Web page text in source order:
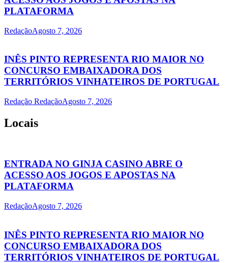
PLATAFORMA
RedaçãoAgosto 7, 2026
INÊS PINTO REPRESENTA RIO MAIOR NO
CONCURSO EMBAIXADORA DOS
TERRITÓRIOS VINHATEIROS DE PORTUGAL
Redação RedaçãoAgosto 7, 2026
Locais
ENTRADA NO GINJA CASINO ABRE O
ACESSO AOS JOGOS E APOSTAS NA
PLATAFORMA
RedaçãoAgosto 7, 2026
INÊS PINTO REPRESENTA RIO MAIOR NO
CONCURSO EMBAIXADORA DOS
TERRITÓRIOS VINHATEIROS DE PORTUGAL